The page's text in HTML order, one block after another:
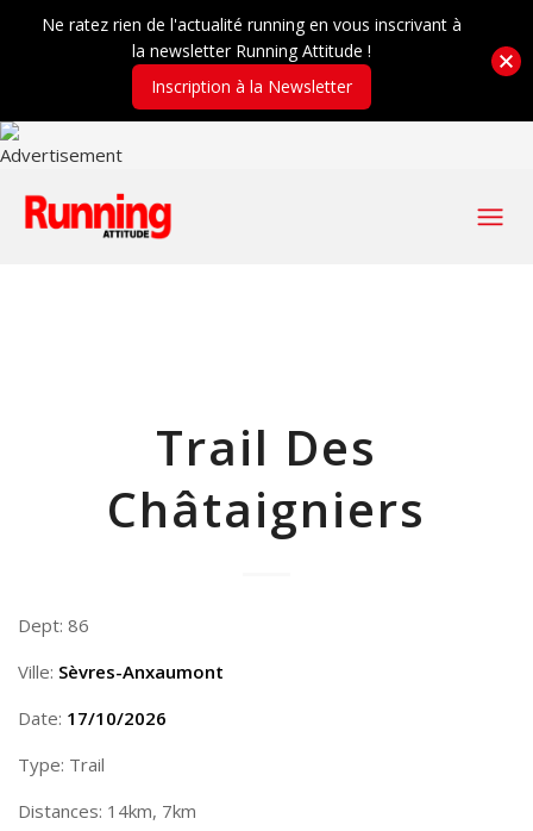
Trail Des
Châtaigniers
Dept: 86
Ville: Sèvres-Anxaumont
Date: 17/10/2026
Type: Trail
Distances: 14km, 7km
Ne ratez rien de l'actualité running en vous inscrivant à
la newsletter Running Attitude !
Inscription à la Newsletter